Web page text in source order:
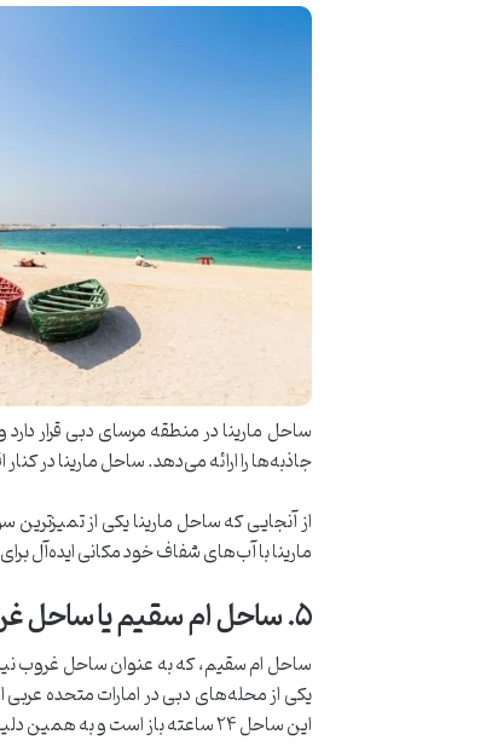
ساحل مارینا در منطقه مرسای دبی قرار
جاذبه‌ها را ارائه می‌دهد. ساحل مارینا در کنار اقامتگاه
از آنجایی که ساحل مارینا یکی از
مارینا با آب‌های شفاف خود مکانی ایده‌آل
۵.ساحل ام سقیم یا ساحل
ساحل ام سقیم، که به عنوان ساحل غروب
یکی از محله‌های دبی در امارات متحده
این ساحل ۲۴ ساعته باز است و به همین دلیل در بین ساکنان جمیرا و خارجی‌ها بسیار محبوب است.